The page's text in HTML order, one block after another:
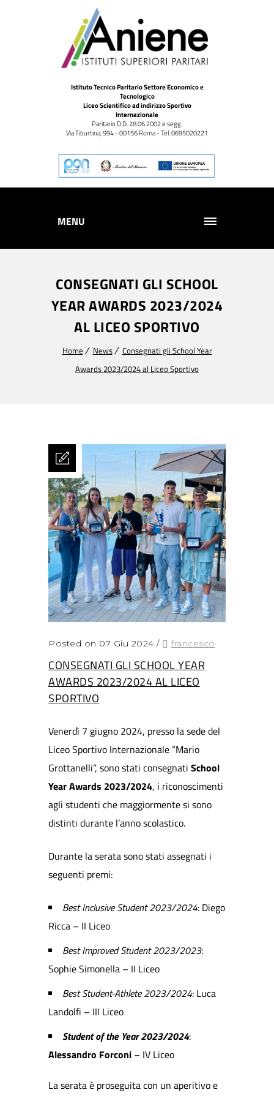
Istituto Tecnico Paritario Settore Economico e
Tecnologico
Liceo Scientifico ad indirizzo Sportivo
Internazionale
Paritario D.D. 28.06.2002 e segg.
Via Tiburtina, 994 - 00156 Roma - Tel. 0695020221
MENU
CONSEGNATI GLI SCHOOL
YEAR AWARDS 2023/2024
AL LICEO SPORTIVO
Home News
Consegnati gli School Year
Awards 2023/2024 al Liceo Sportivo
Posted on 07 Giu 2024 / francesco
CONSEGNATI GLI SCHOOL YEAR
AWARDS 2023/2024 AL LICEO
SPORTIVO
Venerdì 7 giugno 2024, presso la sede del
Liceo Sportivo Internazionale “Mario
Grottanelli”, sono stati consegnati School
Year Awards 2023/2024, i riconoscimenti
agli studenti che maggiormente si sono
distinti durante l’anno scolastico.
Durante la serata sono stati assegnati i
seguenti premi:
Best Inclusive Student 2023/2024: Diego
Ricca – II Liceo
Best Improved Student 2023/2023:
Sophie Simonella – II Liceo
Best Student-Athlete 2023/2024: Luca
Landolfi – III Liceo
Student of the Year 2023/2024:
Alessandro Forconi – IV Liceo
La serata è proseguita con un aperitivo e